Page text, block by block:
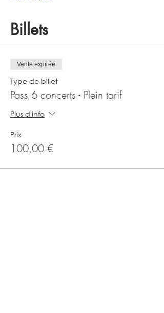
Billets
Vente expirée
Type de billet
Pass 6 concerts - Plein tarif
Plus d'info
Prix
100,00 €